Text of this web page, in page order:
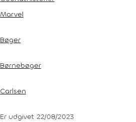
Marvel
Bøger
Børnebøger
Carlsen
Er udgivet 22/08/2023